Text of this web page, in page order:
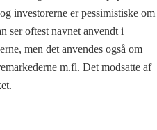
investorerne er pessimistiske om
ser oftest navnet anvendt i
men det anvendes også om
m.fl. Det modsatte af